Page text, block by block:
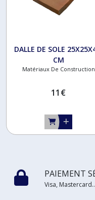
DALLE DE SOLE
CM
Matériaux De Construction
11 €
PAIEMENT
Visa,